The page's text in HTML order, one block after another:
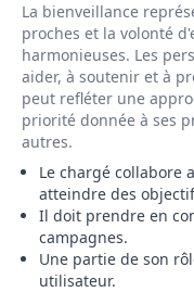
La bienveillance
proches et la volonté
harmonieuses. Les
aider, à soutenir et à
peut refléter une
priorité donnée à ses
autres.
Le chargé collabore
atteindre des
Il doit prendre en
campagnes.
Une partie de son
utilisateur.